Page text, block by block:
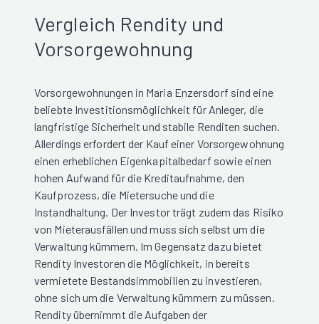
Vergleich Rendity und
Vorsorgewohnung
Vorsorgewohnungen in Maria Enzersdorf sind eine
beliebte Investitionsmöglichkeit für Anleger, die
langfristige Sicherheit und stabile Renditen suchen.
Allerdings erfordert der Kauf einer Vorsorgewohnung
einen erheblichen Eigenkapitalbedarf sowie einen
hohen Aufwand für die Kreditaufnahme, den
Kaufprozess, die Mietersuche und die
Instandhaltung. Der Investor trägt zudem das Risiko
von Mieterausfällen und muss sich selbst um die
Verwaltung kümmern. Im Gegensatz dazu bietet
Rendity Investoren die Möglichkeit, in bereits
vermietete Bestandsimmobilien zu investieren,
ohne sich um die Verwaltung kümmern zu müssen.
Rendity übernimmt die Aufgaben der